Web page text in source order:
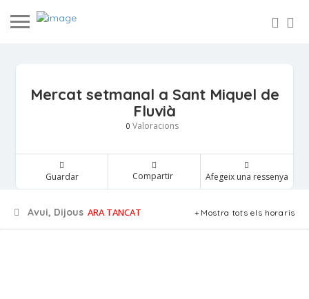
Mercat setmanal a Sant Miquel de
Fluvià
0 Valoracions
Guardar Compartir Afegeix una ressenya
Avui, Dijous ARA TANCAT Mostra tots els horaris